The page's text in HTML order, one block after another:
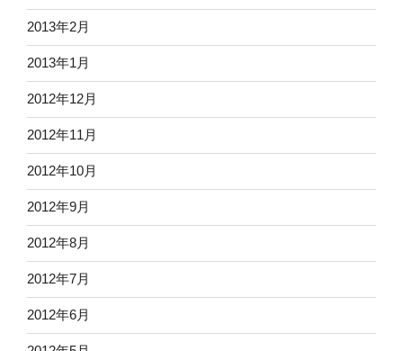
2013年2月
2013年1月
2012年12月
2012年11月
2012年10月
2012年9月
2012年8月
2012年7月
2012年6月